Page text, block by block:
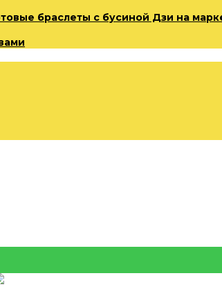
браслеты с бусиной Дзи на